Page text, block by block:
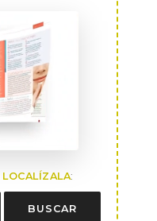
LOCALÍZALA:
BUSCAR